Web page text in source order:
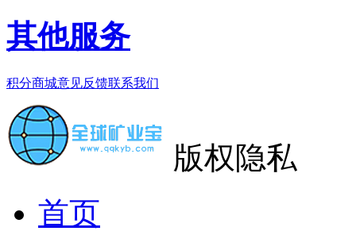
其他服务
积分商城意见反馈联系我们
版权隐私
首页